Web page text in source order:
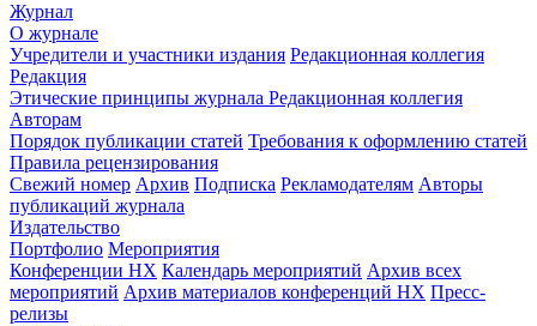
Журнал
О журнале
Учредители и участники издания Редакционная коллегия
Редакция
Этические принципы журнала Редакционная коллегия
Авторам
Порядок публикации статей Требования к оформлению статей
Правила рецензирования
Свежий номер Архив Подписка Рекламодателям Авторы
публикаций журнала
Издательство
Портфолио Мероприятия
Конференции НХ Календарь мероприятий Архив всех
мероприятий Архив материалов конференций НХ Пресс-
релизы